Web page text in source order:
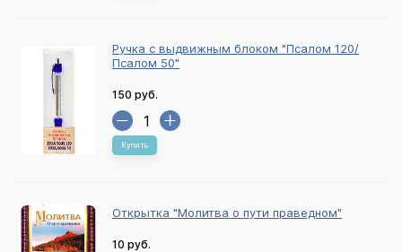
Ручка с выдвижным блоком "Псалом 120/
Псалом 50"
150 руб.
Купить
Открытка "Молитва о пути праведном"
10 руб.